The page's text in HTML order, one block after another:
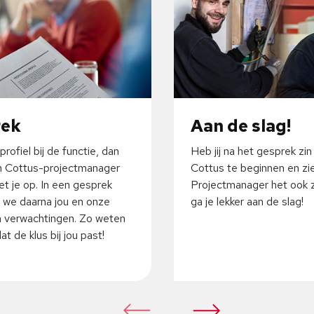
bij de functie, dan
Cottus-projectmanager
je op. In een gesprek
daarna jou en onze
verwachtingen. Zo weten
de klus bij jou past!
Aan de slag!
Heb jij na het gesprek
Cottus te beginnen en
Projectmanager het ook
ga je lekker aan de slag!